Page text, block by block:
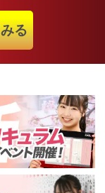
る